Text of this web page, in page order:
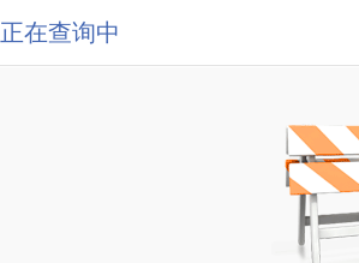
正在查询中